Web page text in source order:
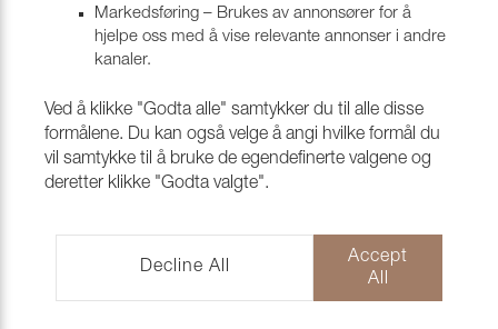
Filtrera
Gå tilbake til toppen
Markedsføring – Brukes av annonsører for å
hjelpe oss med å vise relevante annonser i andre
kanaler.
Ved å klikke "Godta alle" samtykker du til alle disse
formålene. Du kan også velge å angi hvilke formål du
vil samtykke til å bruke de egendefinerte valgene og
deretter klikke "Godta valgte".
Decline All
Accept
All